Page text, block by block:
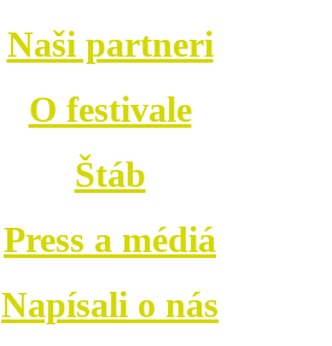
Naši partneri
O festivale
Štáb
Press a médiá
Napísali o nás